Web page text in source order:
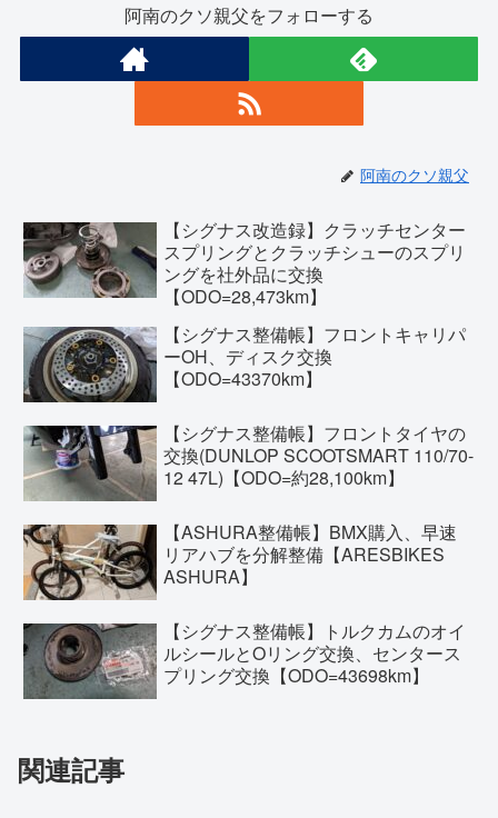
阿南のクソ親父をフォローする
阿南のクソ親父
【シグナス改造録】クラッチセンター
スプリングとクラッチシューのスプリ
ングを社外品に交換
【ODO=28,473km】
【シグナス整備帳】フロントキャリパ
ーOH、ディスク交換
【ODO=43370km】
【シグナス整備帳】フロントタイヤの
交換(DUNLOP SCOOTSMART 110/70-
12 47L)【ODO=約28,100km】
【ASHURA整備帳】BMX購入、早速
リアハブを分解整備【ARESBIKES
ASHURA】
【シグナス整備帳】トルクカムのオイ
ルシールとOリング交換、センタース
プリング交換【ODO=43698km】
関連記事